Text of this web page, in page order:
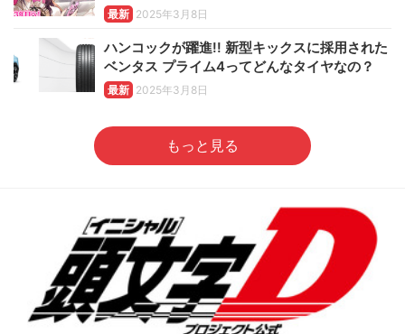
最新 2025年3月8日
ハンコックが躍進!! 新型キックスに採用された
ベンタス プライム4ってどんなタイヤなの？
最新 2025年3月8日
もっと見る